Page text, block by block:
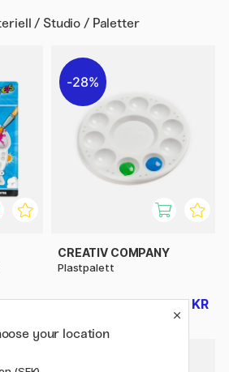
/ Studio / Paletter
KR
28%
CREATIV COMPANY
Plastpalett
18 KR
25 KR
your location